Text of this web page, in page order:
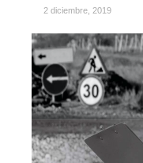
2 diciembre, 2019